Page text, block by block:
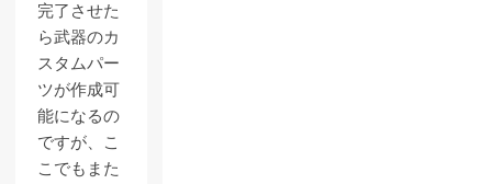
完了させた
ら武器のカ
スタムパー
ツが作成可
能になるの
ですが、こ
こでもまた